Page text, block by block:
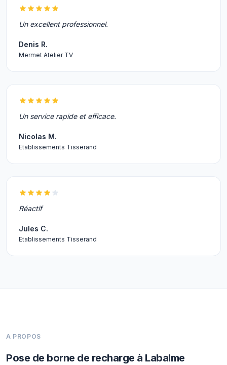
Un excellent professionnel.
Denis R.
Mermet Atelier TV
Un service rapide et efficace.
Nicolas M.
Etablissements Tisserand
Réactif
Jules C.
Etablissements Tisserand
A PROPOS
Pose de borne de recharge à Labalme